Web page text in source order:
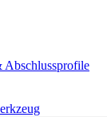
Abschlussprofile